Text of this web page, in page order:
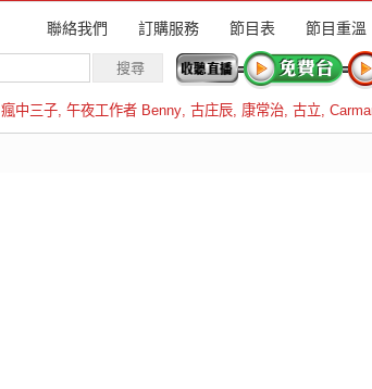
聯絡我們 訂購服務 節目表 節目重溫
瘋中三子, 午夜工作者 Benny, 古庄辰, 康常治, 古立,